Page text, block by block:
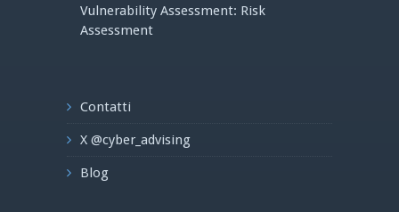
Vulnerability Assessment: Risk
Assessment
Contatti
X @cyber_advising
Blog